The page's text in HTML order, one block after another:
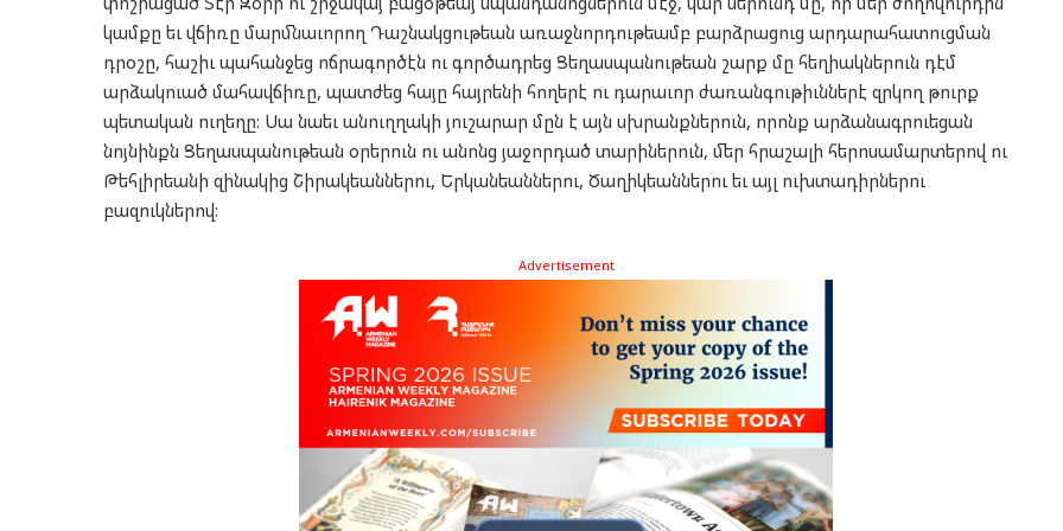
կամքը եւ վճիռը մարմնաւորող Դաշնակցութեան առաջնորդութեամբ բարձրացուց արդարահատուցման
դրօշը, հաշիւ պահանջեց ոճրագործէն ու գործադրեց Ցեղասպանութեան շարք մը հեղիակներուն դէմ
արձակուած մահավճիռը, պատժեց հայը հայրենի հողերէ ու դարաւոր ժառանգութիւններէ զրկող թուրք
պետական ուղեղը: Սա նաեւ անուղղակի յուշարար մըն է այն սխրանքներուն, որոնք արձանագրուեցան
նոյնինքն Ցեղասպանութեան օրերուն ու անոնց յաջորդած տարիներուն, մեր հրաշալի հերոսամարտերով ու
Թեհլիրեանի զինակից Շիրակեաններու, Երկանեաններու, Ծաղիկեաններու եւ այլ ուխտադիրներու
բազուկներով:
Advertisement